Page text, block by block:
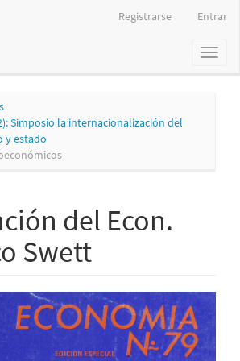
Registrarse Entrar
Toggle
Simposio la internacionalización del
y estado
del Econ.
Swett